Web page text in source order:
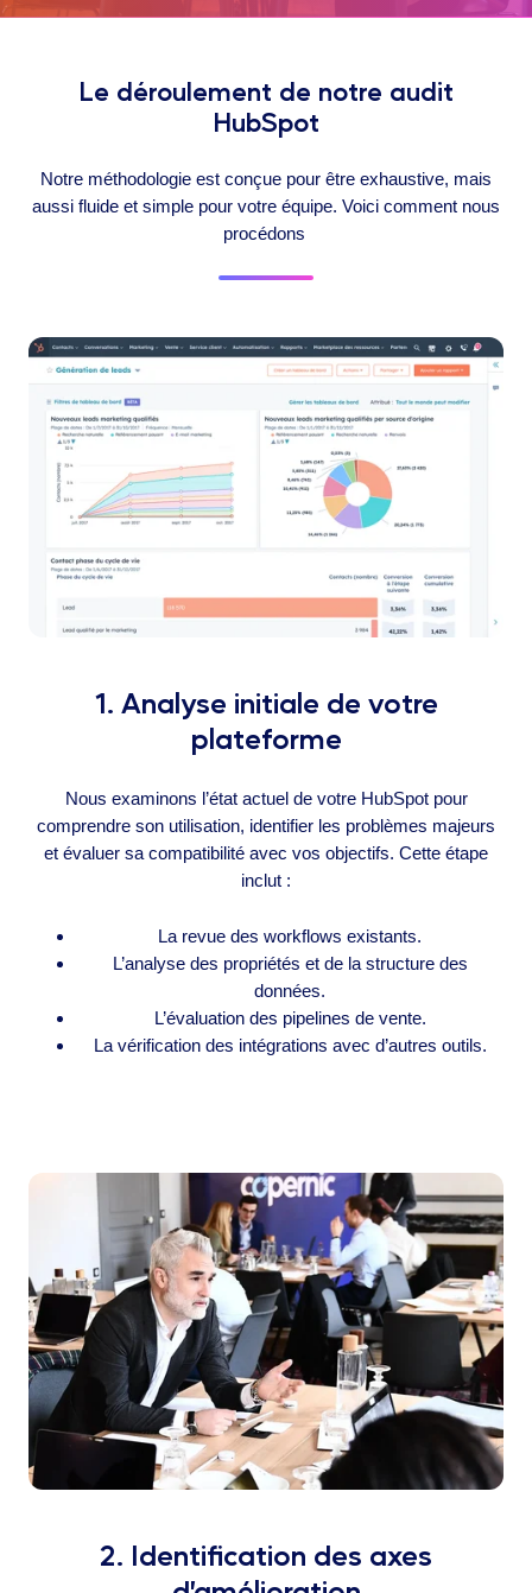
Le déroulement de notre audit
HubSpot
Notre méthodologie est conçue pour être exhaustive, mais
aussi fluide et simple pour votre équipe. Voici comment nous
procédons
1. Analyse initiale de votre
plateforme
Nous examinons l’état actuel de votre HubSpot pour
comprendre son utilisation, identifier les problèmes majeurs
et évaluer sa compatibilité avec vos objectifs. Cette étape
inclut :
La revue des workflows existants.
L’analyse des propriétés et de la structure des
données.
L’évaluation des pipelines de vente.
La vérification des intégrations avec d’autres outils.
2. Identification des axes